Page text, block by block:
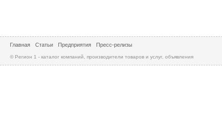
Главная Статьи Предприятия Пресс-релизы
© Регион 1 - каталог компаний, производители товаров и услуг, объявления